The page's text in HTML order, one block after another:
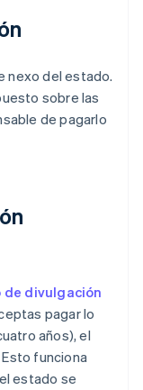
nexo del estado.
sobre las
de pagarlo
de divulgación
pagar lo
años), el
funciona
estado se